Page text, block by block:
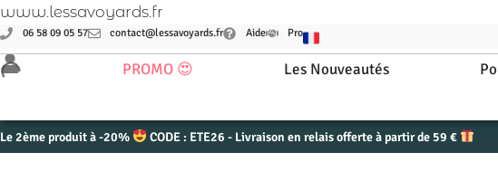
www.lessavoyards.fr
06 58 09 05 57 contact@lessavoyards.fr Aide Pro
PROMO 😍 Les Nouveautés
Le 2ème produit à -20% CODE : ETE26 - Livraison en relais offerte à partir de 59 €